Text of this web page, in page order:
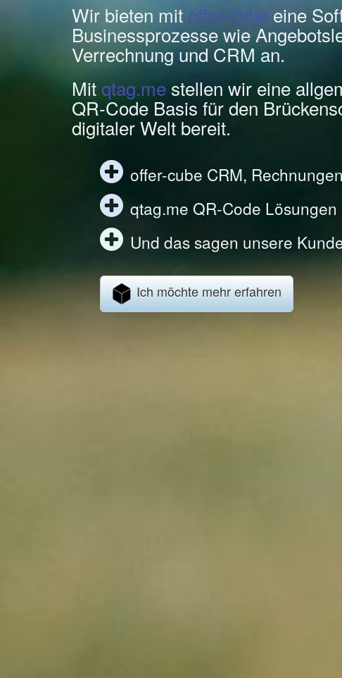
Wir bieten mit offer-cube eine
Businessprozesse wie
Verrechnung und CRM an.
Mitqtag.me stellen wir eine
QR-Code Basis für den
digitaler Welt bereit.
offer-cube CRM,
qtag.me QR-Code Lösungen
Und das sagen unsere
Ich möchte mehr erfahren